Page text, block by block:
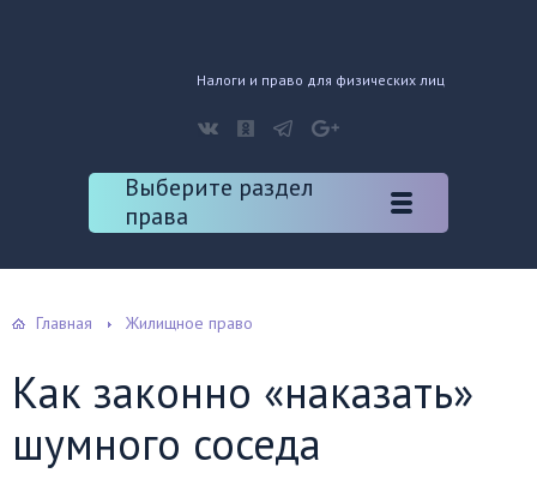
Налоги и право для физических лиц
Выберите раздел
права
Главная Жилищное право
Как законно «наказать»
шумного соседа